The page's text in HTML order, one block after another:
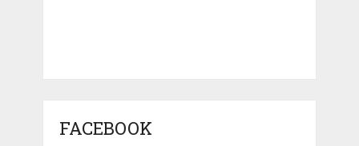
FACEBOOK